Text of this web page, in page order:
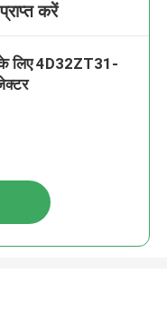
करें
के लिए 4D32ZT31-